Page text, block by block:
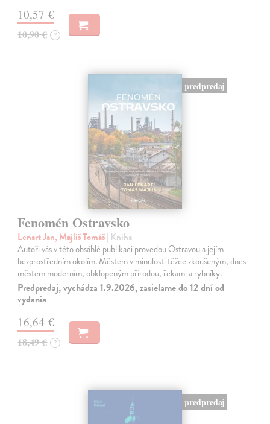
10,57 €
10,90 € ?
predpredaj
Fenomén Ostravsko
Lenart Jan, Majliš Tomáš| Kniha
Autoři vás v této obsáhlé publikaci provedou Ostravou a jejím
bezprostředním okolím. Městem v minulosti těžce zkoušeným, dnes
městem moderním, obklopeným přírodou, řekami a rybníky.
Predpredaj, vychádza 1.9.2026, zasielame do 12 dní od
vydania
16,64 €
18,49 € ?
predpredaj